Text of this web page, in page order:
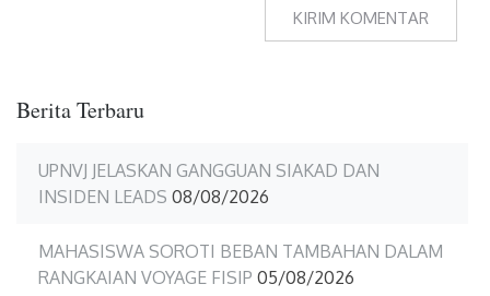
Berita Terbaru
UPNVJ JELASKAN GANGGUAN SIAKAD DAN
INSIDEN LEADS 08/08/2026
MAHASISWA SOROTI BEBAN TAMBAHAN DALAM
RANGKAIAN VOYAGE FISIP 05/08/2026